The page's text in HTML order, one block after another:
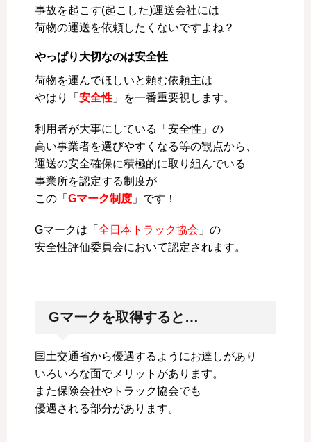
事故を起こす(起こした)運送会社には
荷物の運送を依頼したくないですよね？
やっぱり大切なのは安全性
荷物を運んでほしいと頼む依頼主は
やはり「 安全性 」を一番重要視します。
利用者が大事にしている「安全性」の
高い事業者を選びやすくなる等の観点から、
運送の安全確保に積極的に取り組んでいる
事業所を認定する制度が
この「 Gマーク制度 」です！
Gマークは「 全日本トラック協会 」の
安全性評価委員会において認定されます。
Gマークを取得すると…
国土交通省から優遇するようにお達しがあり
いろいろな面でメリットがあります。
また保険会社やトラック協会でも
優遇される部分があります。